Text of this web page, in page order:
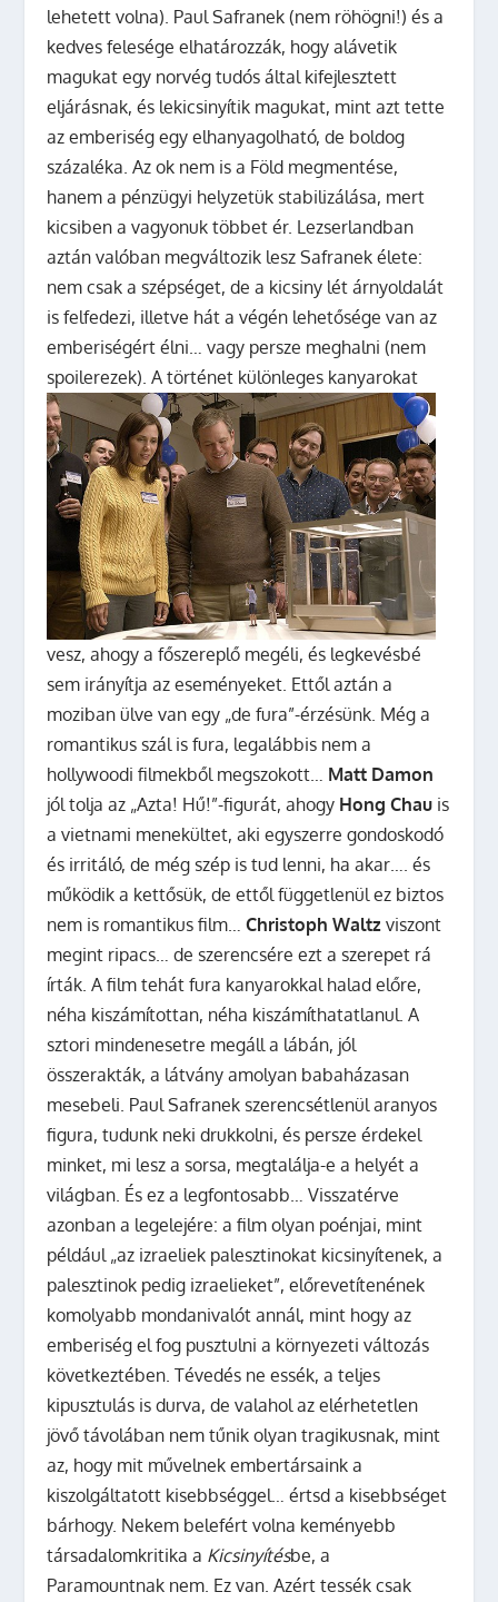
lehetett volna). Paul Safranek (nem röhögni!) és a
kedves felesége elhatározzák, hogy alávetik
magukat egy norvég tudós által kifejlesztett
eljárásnak, és lekicsinyítik magukat, mint azt tette
az emberiség egy elhanyagolható, de boldog
százaléka. Az ok nem is a Föld megmentése,
hanem a pénzügyi helyzetük stabilizálása, mert
kicsiben a vagyonuk többet ér. Lezserlandban
aztán valóban megváltozik lesz Safranek élete:
nem csak a szépséget, de a kicsiny lét árnyoldalát
is felfedezi, illetve hát a végén lehetősége van az
emberiségért élni… vagy persze meghalni (nem
spoilerezek).A történet különleges kanyarokat
vesz, ahogy a főszereplő megéli, és legkevésbé
sem irányítja az eseményeket. Ettől aztán a
moziban ülve van egy „de fura”-érzésünk. Még a
romantikus szál is fura, legalábbis nem a
hollywoodi filmekből megszokott… Matt Damon
jól tolja az „Azta! Hű!”-figurát, ahogy Hong Chau is
a vietnami menekültet, aki egyszerre gondoskodó
és irritáló, de még szép is tud lenni, ha akar…. és
működik a kettősük, de ettől függetlenül ez biztos
nem is romantikus film…Christoph Waltz viszont
megint ripacs… de szerencsére ezt a szerepet rá
írták. A film tehát fura kanyarokkal halad előre,
néha kiszámítottan, néha kiszámíthatatlanul. A
sztori mindenesetre megáll a lábán, jól
összerakták, a látvány amolyan babaházasan
mesebeli. Paul Safranek szerencsétlenül aranyos
figura, tudunk neki drukkolni, és persze érdekel
minket, mi lesz a sorsa, megtalálja-e a helyét a
világban. És ez a legfontosabb… Visszatérve
azonban a legelejére: a film olyan poénjai, mint
például „az izraeliek palesztinokat kicsinyítenek, a
palesztinok pedig izraelieket”, előrevetítenének
komolyabb mondanivalót annál, mint hogy az
emberiség el fog pusztulni a környezeti változás
következtében. Tévedés ne essék, a teljes
kipusztulás is durva, de valahol az elérhetetlen
jövő távolában nem tűnik olyan tragikusnak, mint
az, hogy mit művelnek embertársaink a
kiszolgáltatott kisebbséggel… értsd a kisebbséget
bárhogy. Nekem belefért volna keményebb
társadalomkritika a Kicsinyítésbe, a
Paramountnak nem. Ez van. Azért tessék csak